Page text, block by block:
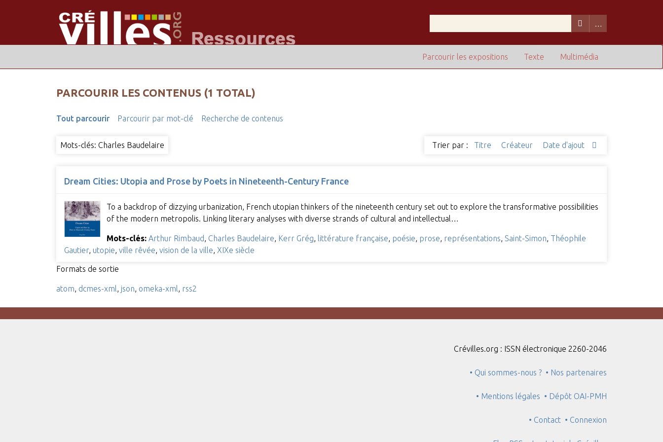
Multimédia
Texte
Parcourir les expositions
PARCOURIR LES CONTENUS (1 TOTAL)
Tout parcourir Parcourir par mot-clé Recherche de contenus
Mots-clés: Charles Baudelaire Trier par : Titre Créateur Date d'ajout
Dream Cities: Utopia and Prose by Poets in Nineteenth-Century France
To a backdrop of dizzying urbanization, French utopian thinkers of the nineteenth century set out to explore the transformative possibilities
of the modern metropolis. Linking literary analyses with diverse strands of cultural and intellectual…
Mots-clés: Arthur Rimbaud Charles Baudelaire Kerr Grég littérature française poésie prose représentations Saint-Simon Théophile
Gautier, utopie ville rêvée vision de la ville XIXe siècle
Formats de sortie
atom dcmes-xml json omeka-xml rss2
Crévilles.org : ISSN électronique 2260-2046
• Qui sommes-nous ? • Nos partenaires
• Mentions légales • Dépôt OAI-PMH
• Contact • Connexion